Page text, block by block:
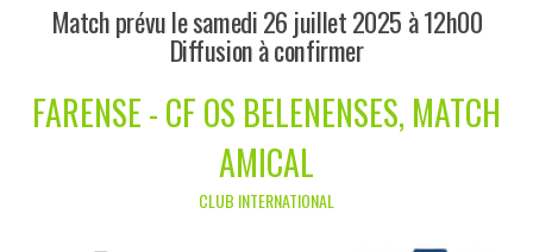
Match prévu le samedi 26 juillet 2025 à 12h00
Diffusion à confirmer
FARENSE - CF OS BELENENSES, MATCH
AMICAL
CLUB INTERNATIONAL